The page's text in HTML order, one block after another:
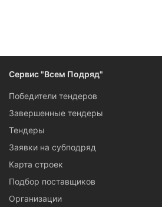
Сервис "Всем Подряд"
Победители тендеров
Завершенные тендеры
Тендеры
Заявки на субподряд
Карта строек
Подбор поставщиков
Организации